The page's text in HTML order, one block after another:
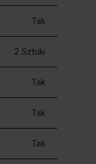
Tak
2 Sztuki
Tak
Tak
Tak